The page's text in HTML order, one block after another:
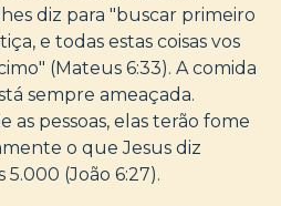
diz para "buscar primeiro
e todas estas coisas vos
(Mateus 6:33). A comida
sempre ameaçada.
as pessoas, elas terão fome
o que Jesus diz
(João 6:27).